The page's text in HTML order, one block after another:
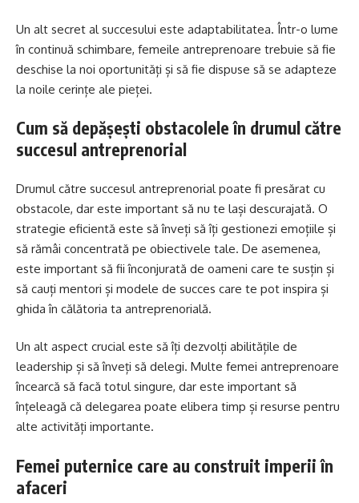
Un alt secret al succesului este adaptabilitatea. Într-o lume
în continuă schimbare, femeile antreprenoare trebuie să fie
deschise la noi oportunități și să fie dispuse să se adapteze
la noile cerințe ale pieței.
Cum să depășești obstacolele în drumul către
succesul antreprenorial
Drumul către succesul antreprenorial poate fi presărat cu
obstacole, dar este important să nu te lași descurajată. O
strategie eficientă este să înveți să îți gestionezi emoțiile și
să rămâi concentrată pe obiectivele tale. De asemenea,
este important să fii înconjurată de oameni care te susțin și
să cauți mentori și modele de succes care te pot inspira și
ghida în călătoria ta antreprenorială.
Un alt aspect crucial este să îți dezvolți abilitățile de
leadership și să înveți să delegi. Multe femei antreprenoare
încearcă să facă totul singure, dar este important să
înțeleagă că delegarea poate elibera timp și resurse pentru
alte activități importante.
Femei puternice care au construit imperii în
afaceri